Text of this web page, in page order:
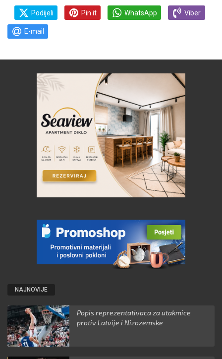
Podijeli Pin it WhatsApp Viber
E-mail
NAJNOVIJE
Popis reprezentativaca za utakmice
protiv Latvije i Nizozemske